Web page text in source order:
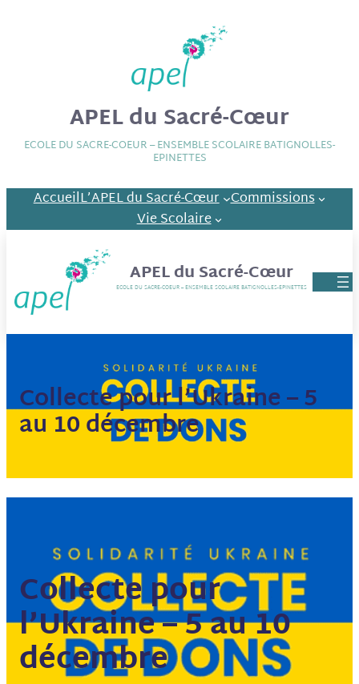
APEL du Sacré-Cœur
ECOLE DU SACRE-COEUR – ENSEMBLE SCOLAIRE BATIGNOLLES-
EPINETTES
AccueilL’APEL du Sacré-Cœur Commissions
Vie Scolaire
APEL du Sacré-Cœur
ECOLE DU SACRE-COEUR – ENSEMBLE SCOLAIRE BATIGNOLLES-EPINETTES
Collecte pour l’Ukraine – 5
au 10 décembre
Collecte pour
l’Ukraine – 5 au 10
décembre